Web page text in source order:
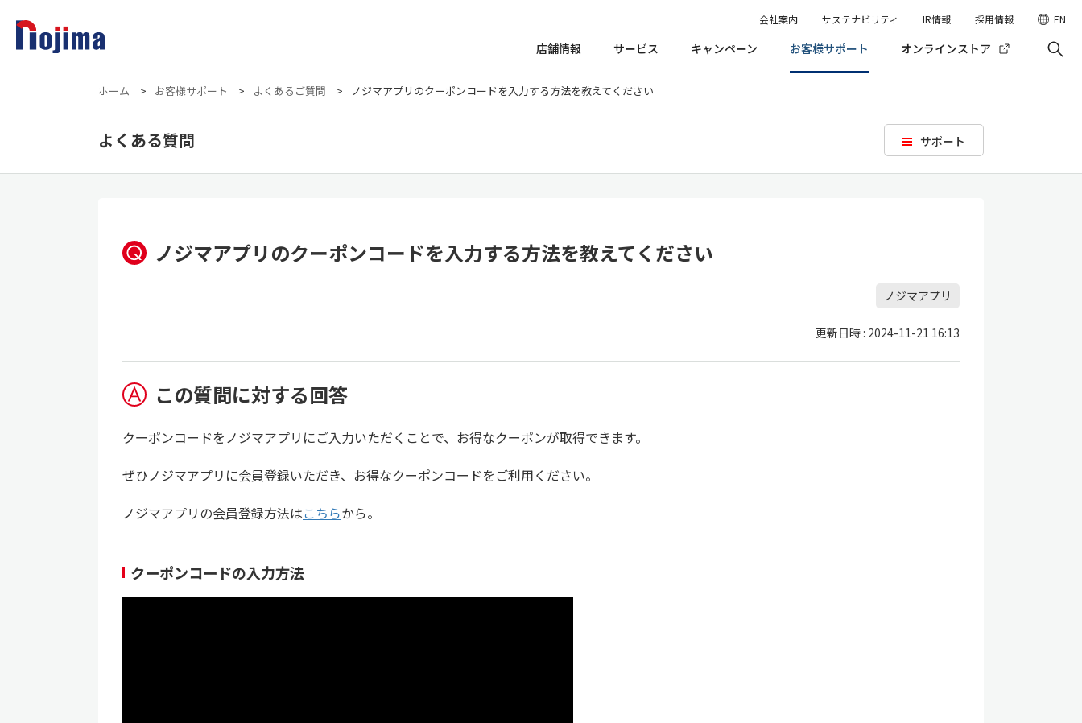
店舗情報 サービス キャンペーン お客様サポート オンラインストア
会社案内 サステナビリティ IR情報 採用情報 EN
ホーム > お客様サポート > よくあるご質問 > ノジマアプリのクーポンコードを入力する方法を教えてください
サポート
よくある質問
ノジマアプリのクーポンコードを入力する方法を教えてください
ノジマアプリ
更新日時 : 2024-11-21 16:13
この質問に対する回答
クーポンコードをノジマアプリにご入力いただくことで、お得なクーポンが取得できます。
ぜひノジマアプリに会員登録いただき、お得なクーポンコードをご利用ください。
ノジマアプリの会員登録方法はこちらから。
クーポンコードの入力方法